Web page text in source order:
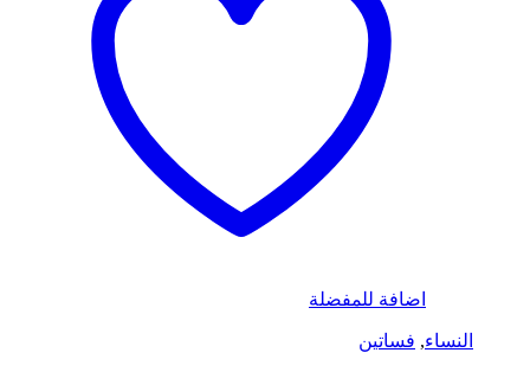
اضافة للمفضلة
النساء, فساتين